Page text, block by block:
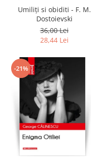
Umiliți si obiditi - F. M.
Dostoievski
36,00 Lei
28,44 Lei
-21%